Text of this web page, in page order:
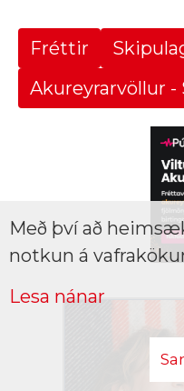
Fréttir
Akureyrarvöllur -
Með því að
notkun á
Lesa nánar